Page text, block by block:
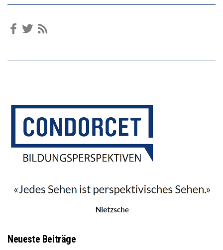
Neueste Beiträge